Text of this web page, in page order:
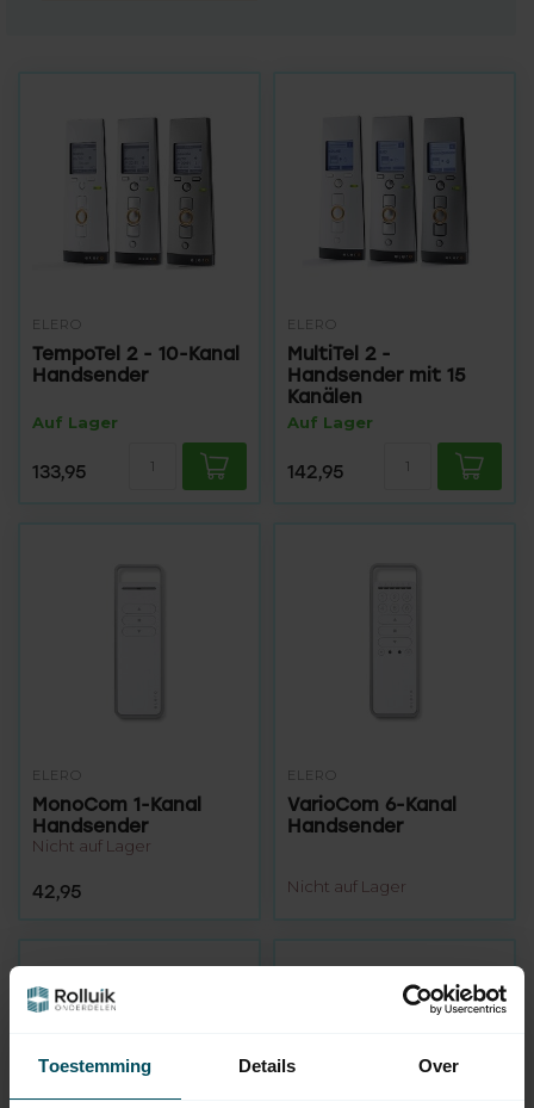
Toestemming Details Over
ELERO
TempoTel 2 - 10-Kanal
Handsender
Auf Lager
133,95
ELERO
MultiTel 2 -
Handsender mit 15
Kanälen
Auf Lager
142,95
ELERO
MonoCom 1-Kanal
Handsender
Nicht auf Lager
42,95
ELERO
VarioCom 6-Kanal
Handsender
Nicht auf Lager